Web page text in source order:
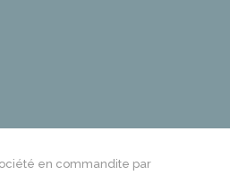
en commandite par